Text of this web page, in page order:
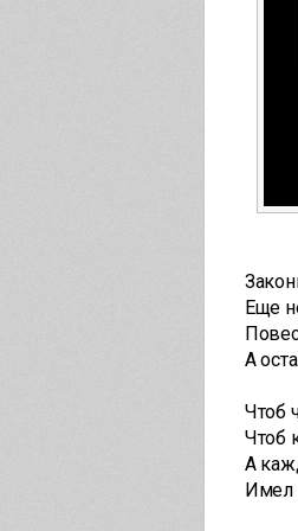
Еще
А
Чтоб
Чтоб
А
Имел